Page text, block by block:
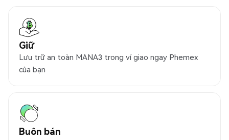
Giữ
Lưu trữ an toàn MANA3 trong ví giao ngay Phemex
của bạn
Buôn bán